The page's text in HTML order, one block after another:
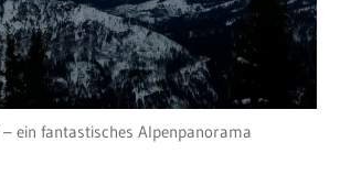
– ein fantastisches Alpenpanorama